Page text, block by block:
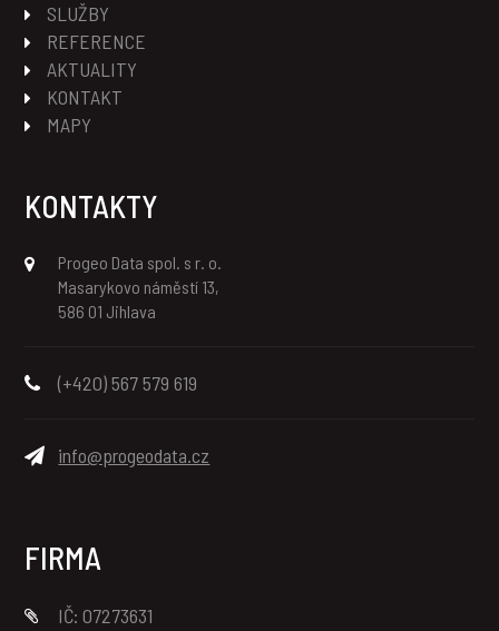
SLUŽBY
REFERENCE
AKTUALITY
KONTAKT
MAPY
KONTAKTY
Progeo Data spol. s r. o.
Masarykovo náměstí 13,
586 01 Jihlava
(+420) 567 579 619
info@progeodata.cz
FIRMA
IČ: 07273631